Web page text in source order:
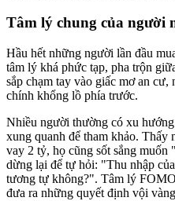
Tâm lý chung của người
Hầu hết những người lần đầu
tâm lý khá phức tạp, pha trộn
sắp chạm tay vào giấc mơ an
chính khổng lồ phía trước.
Nhiều người thường có xu
xung quanh để tham khảo.
vay 2 tỷ, họ cũng sốt sắng muốn
dừng lại để tự hỏi: "Thu nhập
tương tự không?". Tâm lý
đưa ra những quyết định vội